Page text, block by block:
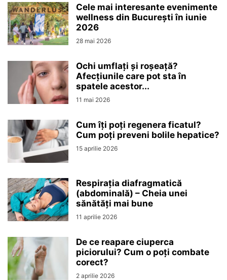
Cele mai interesante evenimente
wellness din București în iunie
2026
28 mai 2026
Ochi umflați și roșeață?
Afecțiunile care pot sta în
spatele acestor...
11 mai 2026
Cum îți poți regenera ficatul?
Cum poți preveni bolile hepatice?
15 aprilie 2026
Respirația diafragmatică
(abdominală) – Cheia unei
sănătăți mai bune
11 aprilie 2026
De ce reapare ciuperca
piciorului? Cum o poți combate
corect?
2 aprilie 2026